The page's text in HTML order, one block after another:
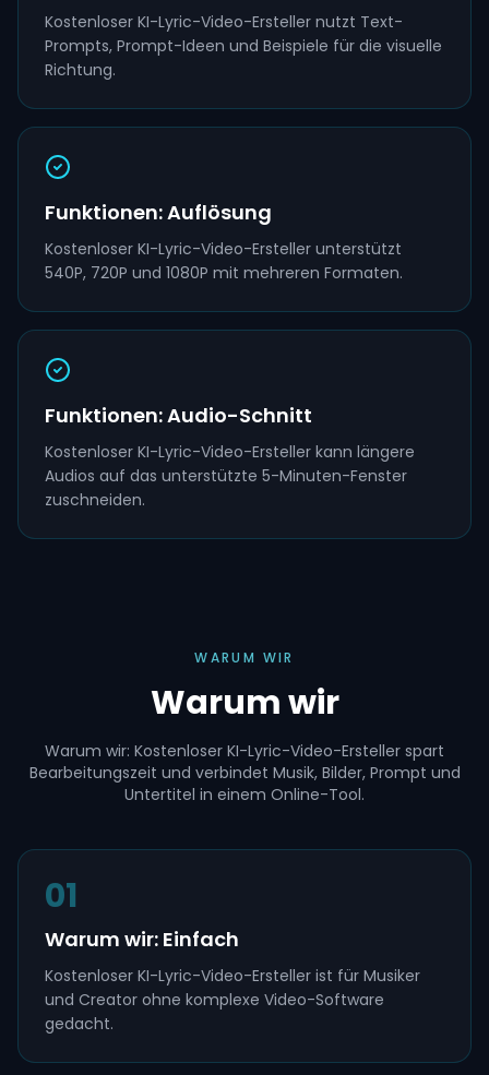
Kostenloser KI-Lyric-Video-Ersteller nutzt Text-
Prompts, Prompt-Ideen und Beispiele für die visuelle
Richtung.
Funktionen: Auflösung
Kostenloser KI-Lyric-Video-Ersteller unterstützt
540P, 720P und 1080P mit mehreren Formaten.
Funktionen: Audio-Schnitt
Kostenloser KI-Lyric-Video-Ersteller kann längere
Audios auf das unterstützte 5-Minuten-Fenster
zuschneiden.
WARUM WIR
Warum wir
Warum wir: Kostenloser KI-Lyric-Video-Ersteller spart
Bearbeitungszeit und verbindet Musik, Bilder, Prompt und
Untertitel in einem Online-Tool.
01
Warum wir: Einfach
Kostenloser KI-Lyric-Video-Ersteller ist für Musiker
und Creator ohne komplexe Video-Software
gedacht.